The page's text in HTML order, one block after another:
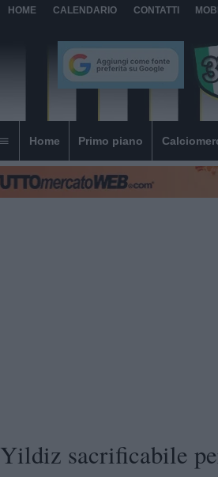
HOME CALENDARIO CONTATTI
Home Primo piano
Yildiz sacrificabile